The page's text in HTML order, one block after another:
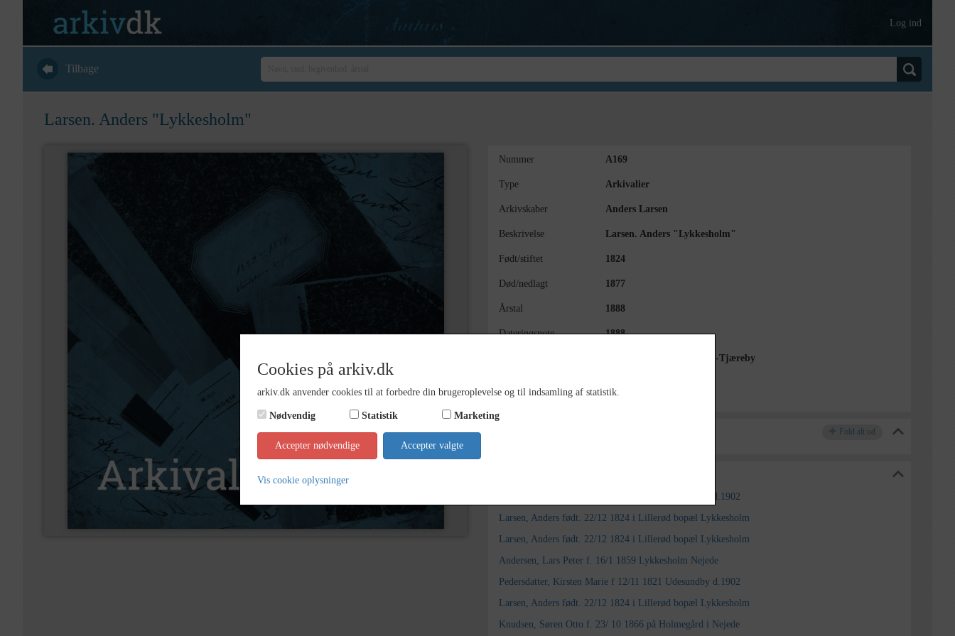
Log ind
Tilbage
Larsen. Anders "Lykkesholm"
Nummer A169
Type Arkivalier
Arkivskaber Anders Larsen
Beskrivelse Larsen. Anders "Lykkesholm"
Født/stiftet 1824
Død/nedlagt 1877
Årstal 1888
Dateringsnote 1888
Lokalarkivet Alsønderup -Tjæreby
Kontakt arkivet
Fold alt ud
Pedersdatter, Kirsten Marie f 12/11 1821 Udesundby d.1902
Larsen, Anders født. 22/12 1824 i Lillerød bopæl Lykkesholm
Larsen, Anders født. 22/12 1824 i Lillerød bopæl Lykkesholm
Andersen, Lars Peter f. 16/1 1859 Lykkesholm Nejede
Pedersdatter, Kirsten Marie f 12/11 1821 Udesundby d.1902
Larsen, Anders født. 22/12 1824 i Lillerød bopæl Lykkesholm
Knudsen, Søren Otto f. 23/ 10 1866 på Holmegård i Nejede
Cookies på arkiv.dk
arkiv.dk anvender cookies til at forbedre din brugeroplevelse og til indsamling af statistik.
Nødvendig Statistik Marketing
Accepter nødvendige Accepter valgte
Vis cookie oplysninger